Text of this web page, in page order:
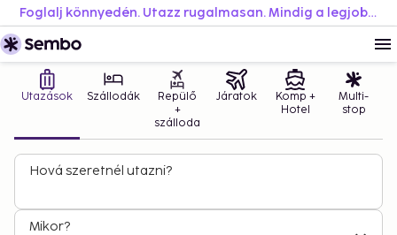
Foglalj könnyedén. Utazz rugalmasan. Mindig a legjobb áron.
Utazások Szállodák
Repülő
+
szálloda
Járatok
Komp +
Hotel
Multi-
stop
Hová szeretnél utazni?
Mikor?